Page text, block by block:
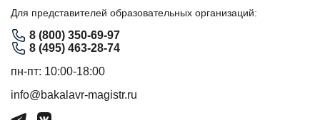
Для представителей образовательных организаций:
8 (800) 350-69-97
8 (495) 463-28-74
пн-пт: 10:00-18:00
info@bakalavr-magistr.ru